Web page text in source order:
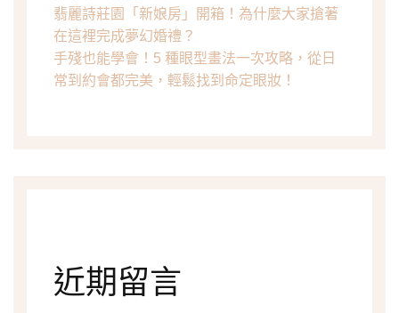
翡麗詩莊園「新娘房」開箱！為什麼大家搶著
在這裡完成夢幻婚禮？
手殘也能學會！5 種眼型畫法一次攻略，從日
常到約會都完美，輕鬆找到命定眼妝！
近期留言